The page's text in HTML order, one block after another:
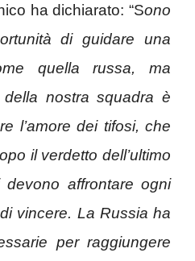
ha dichiarato: “Sono
di guidare una
quella russa, ma
della nostra squadra è
l’amore dei tifosi, che
il verdetto dell’ultimo
affrontare ogni
vincere. La Russia ha
per raggiungere